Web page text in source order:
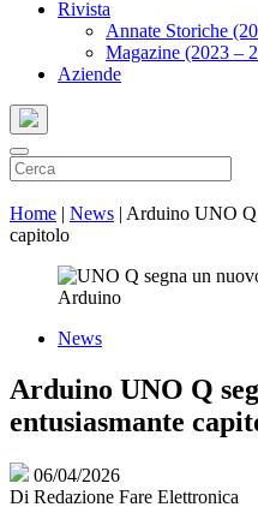
Rivista
Annate Storiche
Magazine (2023 –
Aziende
Home | News | Arduino UNO Q
capitolo
News
Arduino UNO Q
entusiasmante
06/04/2026
Di Redazione Fare Elettronica